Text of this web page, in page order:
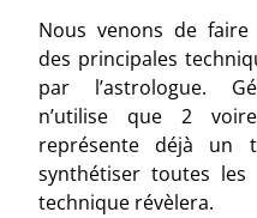
Nous venons de
des principales
par l’astrologue.
n’utilise que 2
représente déjà un
synthétiser toutes
technique révèlera.